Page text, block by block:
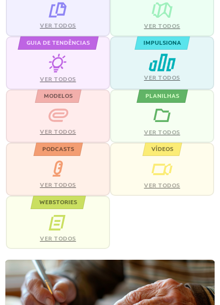
VER TODOS VER TODOS
GUIA DE TENDÊNCIAS
VER TODOS
IMPULSIONA
VER TODOS
MODELOS
VER TODOS
PLANILHAS
VER TODOS
PODCASTS
VER TODOS
VÍDEOS
VER TODOS
WEBSTORIES
VER TODOS